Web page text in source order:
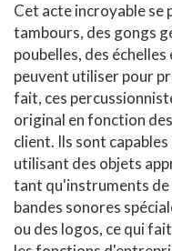
Cet acte incroyable se
tambours, des gongs
poubelles, des
peuvent utiliser pour
fait, ces
original en fonction
client. Ils sont
utilisant des objets
tant qu'instruments de
bandes sonores
ou des logos, ce qui